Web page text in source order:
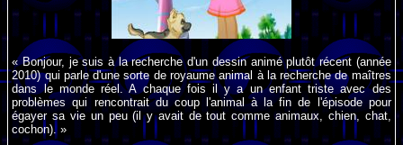
« Bonjour, je suis à la recherche d'un dessin animé plutôt récent (année
2010) qui parle d'une sorte de royaume animal à la recherche de maîtres
dans le monde réel. A chaque fois il y a un enfant triste avec des
problèmes qui rencontrait du coup l'animal à la fin de l'épisode pour
égayer sa vie un peu (il y avait de tout comme animaux, chien, chat,
cochon). »